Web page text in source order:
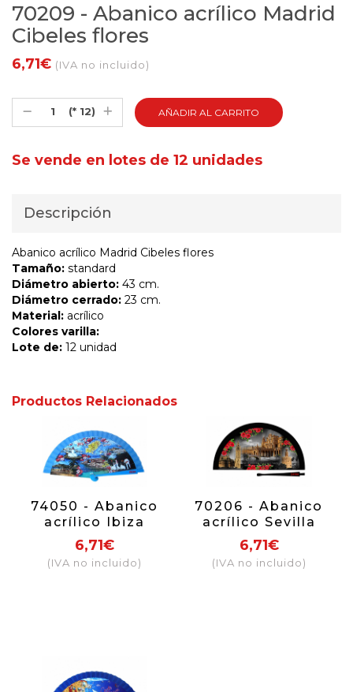
70209 - Abanico acrílico Madrid
Cibeles flores
6,71€ (IVA no incluido)
(* 12)
Se vende en lotes de 12 unidades
Descripción
Abanico acrílico Madrid Cibeles flores
Tamaño: standard
Diámetro abierto: 43 cm.
Diámetro cerrado: 23 cm.
Material: acrílico
Colores varilla:
Lote de: 12 unidad
Productos Relacionados
74050 - Abanico
acrílico Ibiza
6,71€
(IVA no incluido)
70206 - Abanico
acrílico Sevilla
nocturno
6,71€
(IVA no incluido)